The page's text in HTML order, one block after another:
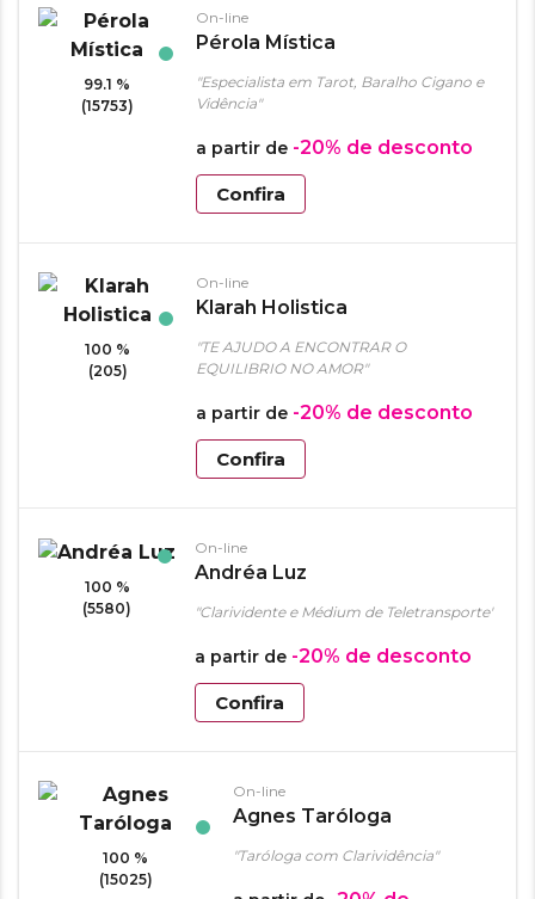
99.1 %
(15753)
On-line
Pérola Mística
"Especialista em Tarot, Baralho Cigano e
Vidência"
a partir de -20% de desconto
Confira
100 %
(205)
On-line
Klarah Holistica
"TE AJUDO A ENCONTRAR O
EQUILIBRIO NO AMOR"
a partir de -20% de desconto
Confira
100 %
(5580)
On-line
Andréa Luz
"Clarividente e Médium de Teletransporte"
a partir de -20% de desconto
Confira
100 %
(15025)
On-line
Agnes Taróloga
"Taróloga com Clarividência"